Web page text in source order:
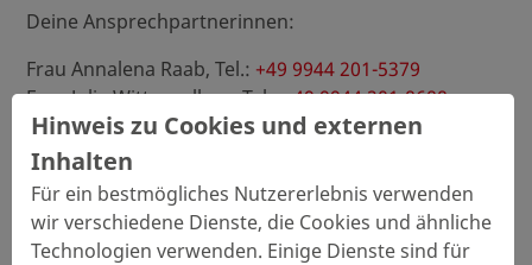
Deine Ansprechpartnerinnen:
Frau Annalena Raab, Tel.: +49 9944 201-5379
Frau Julia Wittenzellner, Tel.:+49 9944 201-8688
Hinweis zu Cookies und externen
Inhalten
Für ein bestmögliches Nutzererlebnis verwenden
wir verschiedene Dienste, die Cookies und ähnliche
Technologien verwenden. Einige Dienste sind für